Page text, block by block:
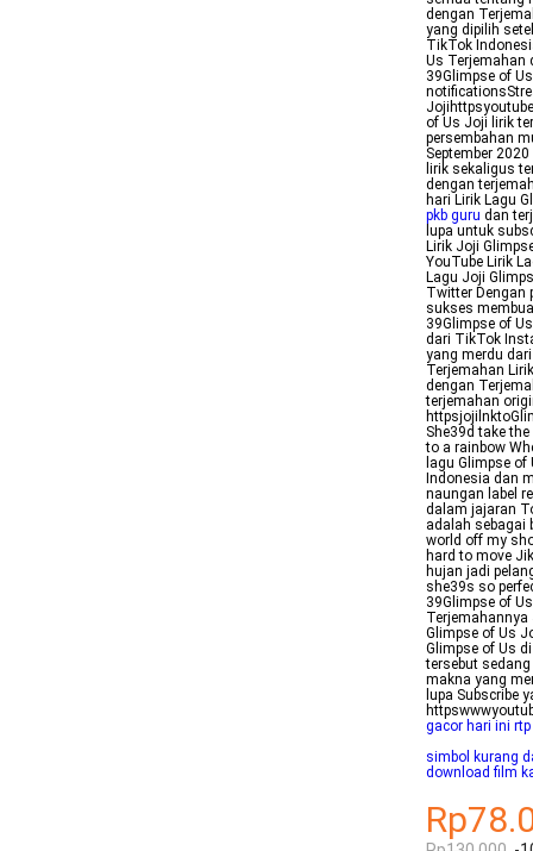
dengan
yang dipilih
TikTok
Us Terjemahan
39Glimpse of
of Us Joji lirik
persembahan
September
lirik sekaligus
dengan
hari Lirik Lagu
pkb guru dan
lupa untuk
Lirik Joji
YouTube Lirik
Lagu Joji
Twitter Dengan
sukses
39Glimpse of
dari TikTok
yang merdu
Terjemahan
dengan
terjemahan
She39d take
to a rainbow
lagu Glimpse
Indonesia dan
naungan label
dalam jajaran
adalah sebagai
world off my
hard to move
hujan jadi
she39s so
39Glimpse of
Glimpse of Us
Glimpse of Us
tersebut
makna yang
lupa Subscribe
gacor hari ini
simbol kurang
download film